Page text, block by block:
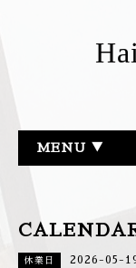
長野県
MENU ▼
休業日 2026-05-